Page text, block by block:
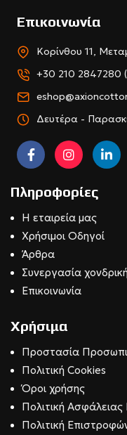
Επικοινωνία
Κορίνθου 11,
+30 210 2847280
Δευτέρα -
Πληροφορίες
Η εταιρεία μας
Χρήσιμοι Οδηγοί
Άρθρα
Συνεργασία
Επικοινωνία
Χρήσιμα
Προστασία
Πολιτική Cookies
Όροι χρήσης
Πολιτική
Πολιτική